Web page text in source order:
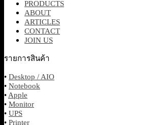
PRODUCTS
ABOUT
ARTICLES
CONTACT
JOIN US
รายการสินค้า
• Desktop / AIO
• Notebook
• Apple
• Monitor
• UPS
• Printer